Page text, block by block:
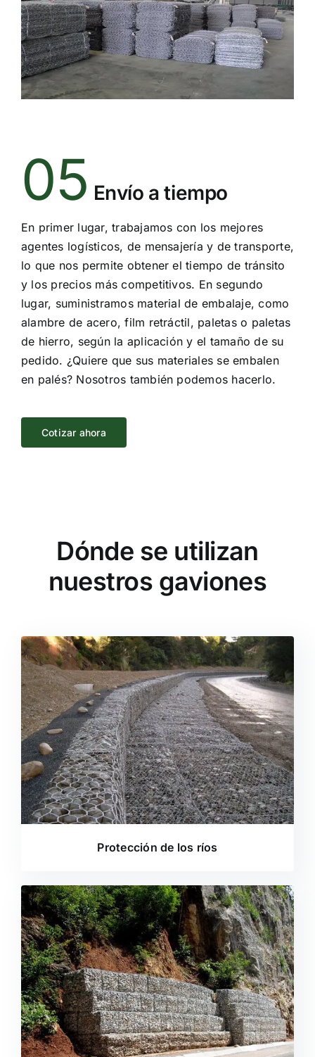
05 Envío a tiempo
En primer lugar, trabajamos con los mejores
agentes logísticos, de mensajería y de transporte,
lo que nos permite obtener el tiempo de tránsito
y los precios más competitivos. En segundo
lugar, suministramos material de embalaje, como
alambre de acero, film retráctil, paletas o paletas
de hierro, según la aplicación y el tamaño de su
pedido. ¿Quiere que sus materiales se embalen
en palés? Nosotros también podemos hacerlo.
Cotizar ahora
Dónde se utilizan
nuestros gaviones
Protección de los ríos